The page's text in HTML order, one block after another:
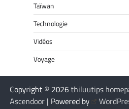
Taïwan
Technologie
Vidéos
Voyage
Copyright © 2026thiluutips
Ascendoor | Powered by